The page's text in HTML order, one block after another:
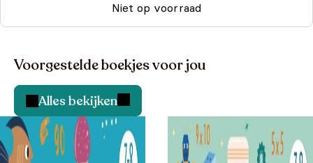
Niet op voorraad
Voorgestelde boekjes voor jou
Alles bekijken